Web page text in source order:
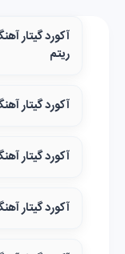
آکورد گیتار
ریتم
آکورد گیتار
آکورد گیتار
آکورد گیتار